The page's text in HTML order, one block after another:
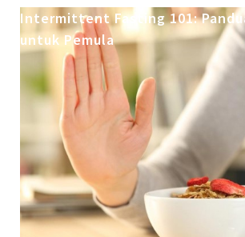
Intermittent Fasting 101:
untuk Pemula